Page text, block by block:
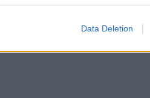
Data Deletion